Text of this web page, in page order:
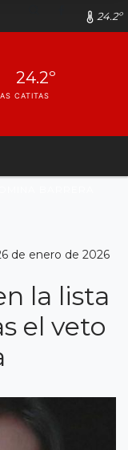
24.2º
24.2º
CATITAS
de enero de 2026
la lista
el veto